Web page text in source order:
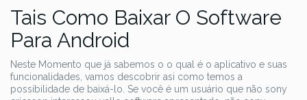
Tais Como Baixar O Software
Para Android
Neste Momento que já sabemos o o qual é o aplicativo e suas
funcionalidades, vamos descobrir asi como temos a
possibilidade de baixá-lo. Se você é um usuário que não sony